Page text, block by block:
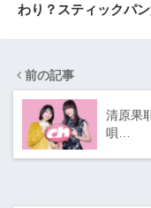
わり？スティックパ
前の記事
清原果
唄…